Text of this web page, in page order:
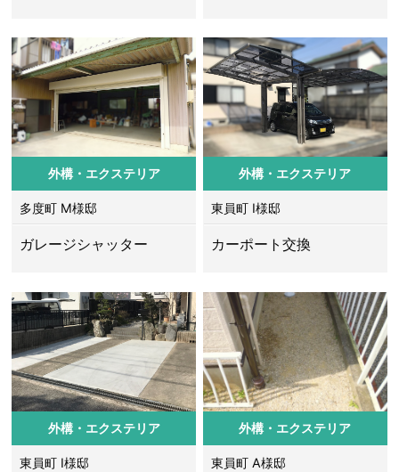
外構・エクステリア
多度町 M様邸
ガレージシャッター
外構・エクステリア
東員町 I様邸
カーポート交換
外構・エクステリア
東員町 I様邸
外構・エクステリア
東員町 A様邸